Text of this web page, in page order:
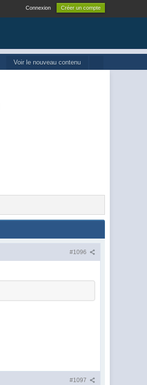
Connexion Créer un compte
Voir le nouveau contenu
#1096
#1097